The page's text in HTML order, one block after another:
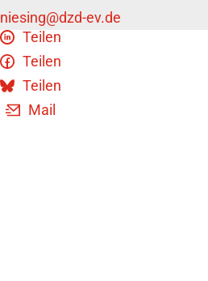
Teilen
Teilen
Teilen
Mail
niesing@dzd-ev.de